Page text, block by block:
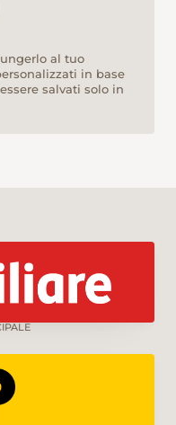
al tuo
in base
salvati solo in